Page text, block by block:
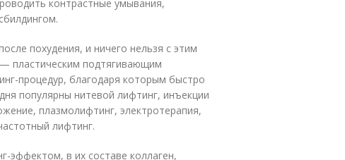
контрастные умывания,
похудения, и ничего нельзя с этим
пластическим подтягивающим
процедур, благодаря которым быстро
популярны нитевой лифтинг, инъекции
плазмолифтинг, электротерапия,
лифтинг.
эффектом, в их составе коллаген,